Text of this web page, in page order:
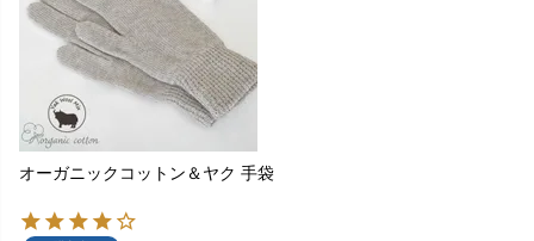
オーガニックコットン＆ヤク 手袋